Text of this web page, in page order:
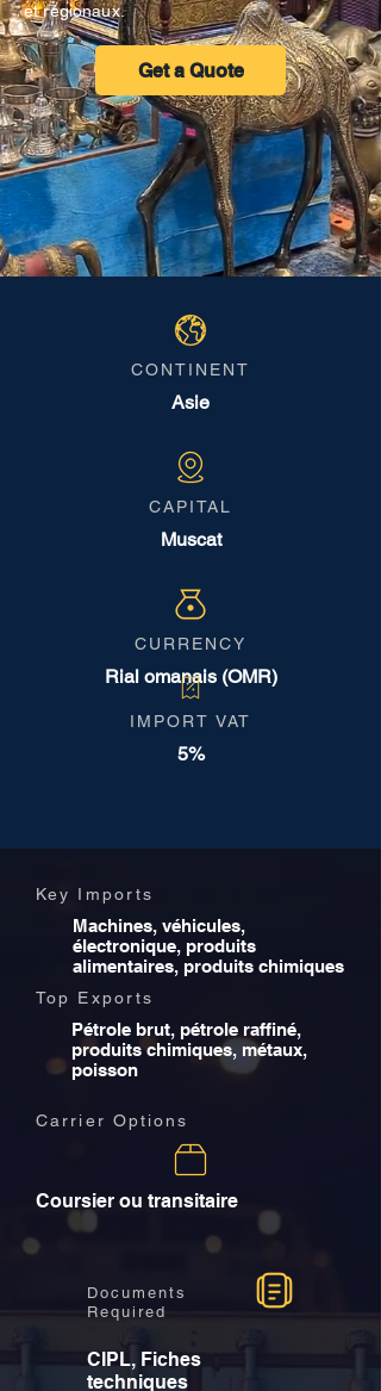
et régionaux.
Get a Quote
CONTINENT
Asie
CAPITAL
Muscat
CURRENCY
Rial omanais (OMR)
IMPORT VAT
5%
Key Imports
Machines, véhicules,
électronique, produits
alimentaires, produits chimiques
Top Exports
Pétrole brut, pétrole raffiné,
produits chimiques, métaux,
poisson
Carrier Options
Coursier ou transitaire
Documents
Required
CIPL, Fiches
techniques